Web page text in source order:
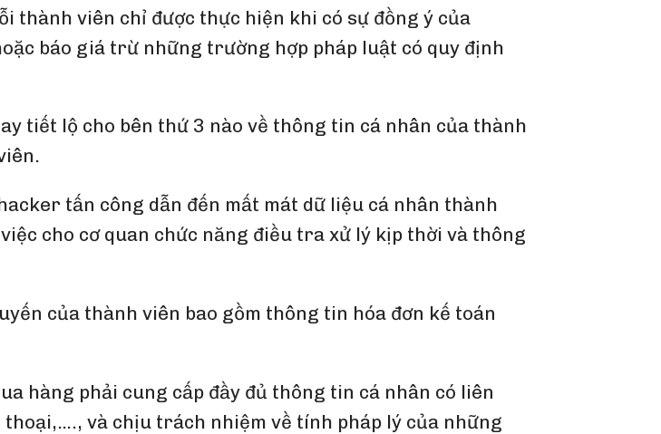
thành viên chỉ được thực hiện khi có sự đồng ý của
báo giá trừ những trường hợp pháp luật có quy định
tiết lộ cho bên thứ 3 nào về thông tin cá nhân của thành
tấn công dẫn đến mất mát dữ liệu cá nhân thành
cho cơ quan chức năng điều tra xử lý kịp thời và thông
của thành viên bao gồm thông tin hóa đơn kế toán
hàng phải cung cấp đầy đủ thông tin cá nhân có liên
và chịu trách nhiệm về tính pháp lý của những